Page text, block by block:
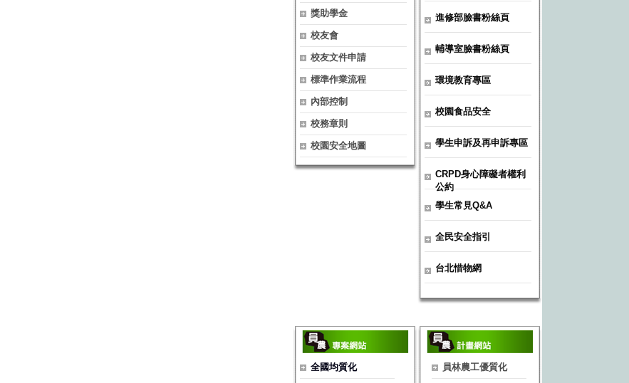
獎助學金
校友會
校友文件申請
標準作業流程
內部控制
校務章則
校園安全地圖
進修部臉書粉絲頁
輔導室臉書粉絲頁
環境教育專區
校園食品安全
學生申訴及再申訴專區
CRPD身心障礙者權利
公約
學生常見Q&A
全民安全指引
台北惜物網
全國均質化 員林農工優質化